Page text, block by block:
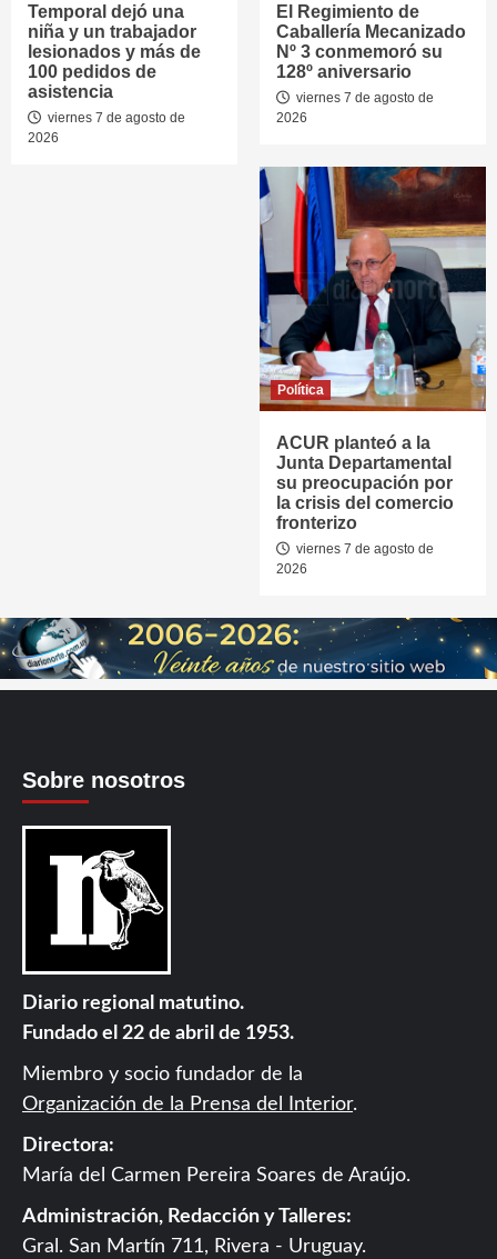
Temporal dejó una
niña y un trabajador
lesionados y más de
100 pedidos de
asistencia
viernes 7 de agosto de
2026
El Regimiento de
Caballería Mecanizado
Nº 3 conmemoró su
128º aniversario
viernes 7 de agosto de
2026
Política
ACUR planteó a la
Junta Departamental
su preocupación por
la crisis del comercio
fronterizo
viernes 7 de agosto de
2026
Sobre nosotros
Diario regional matutino.
Fundado el 22 de abril de 1953.
Miembro y socio fundador de la
Organización de la Prensa del Interior.
Directora:
María del Carmen Pereira Soares de Araújo.
Administración, Redacción y Talleres:
Gral. San Martín 711, Rivera - Uruguay.